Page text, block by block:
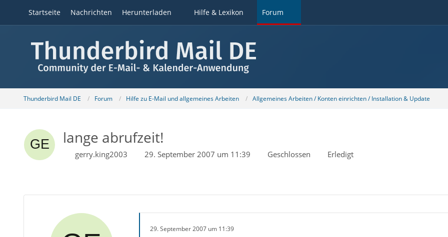
Startseite Nachrichten Herunterladen Hilfe & Lexikon Forum
Thunderbird Mail DE Forum Hilfe zu E-Mail und allgemeines Arbeiten Allgemeines Arbeiten / Konten einrichten / Installation & Update
lange abrufzeit!
gerry.king2003 29. September 2007 um 11:39 Geschlossen Erledigt
29. September 2007 um 11:39